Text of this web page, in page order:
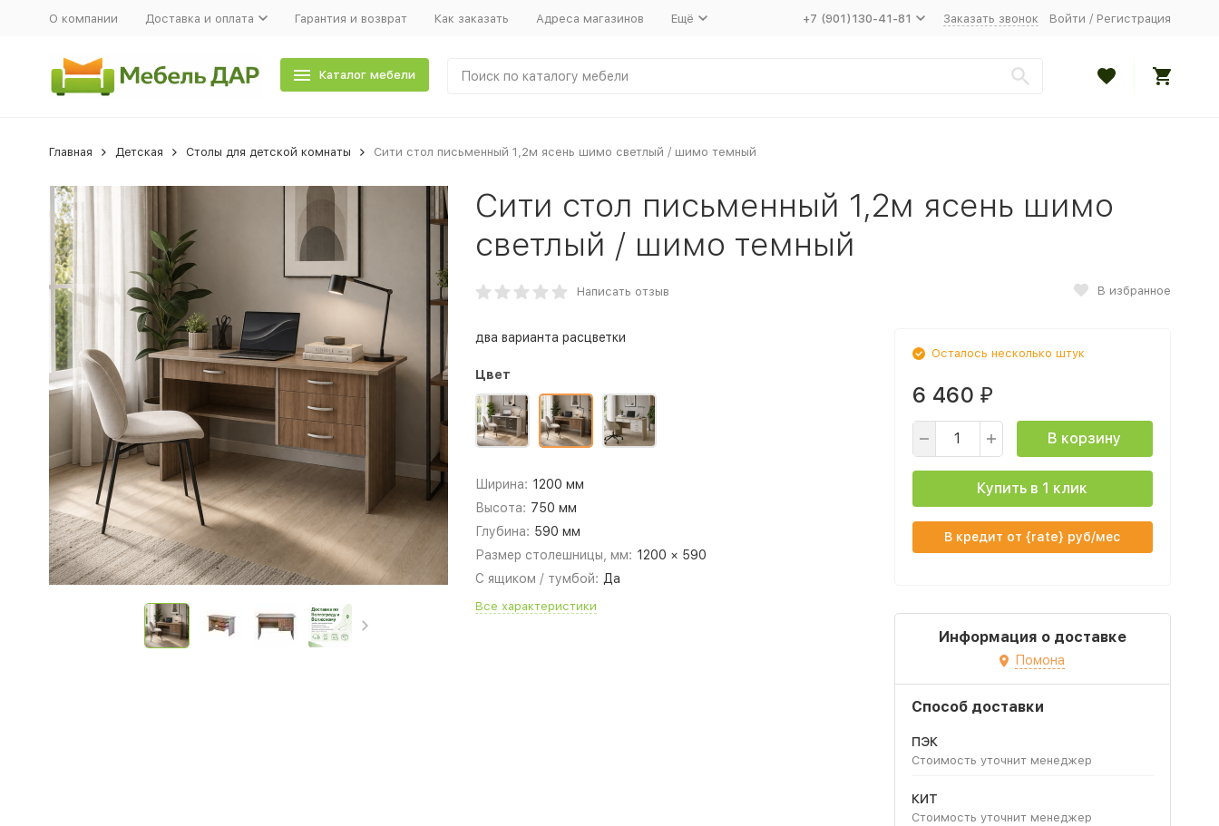
О компании Доставка и оплата Гарантия и возврат Как заказать Адреса магазинов Ещё +7 (901)130-41-81 Заказать звонок Войти / Регистрация
Каталог мебели
Главная Детская Столы для детской комнаты Сити стол письменный 1,2м ясень шимо светлый / шимо темный
Сити стол письменный 1,2м ясень шимо
светлый / шимо темный
Написать отзыв В избранное
два варианта расцветки
Цвет
Ширина: 1200 мм
Высота: 750 мм
Глубина: 590 мм
Размер столешницы, мм: 1200 × 590
С ящиком / тумбой: Да
Все характеристики
Осталось несколько штук
6 460 ₽
В корзину
Купить в 1 клик
В кредит от {rate} руб/мес
Информация о доставке
Помона
Способ доставки
ПЭК
Стоимость уточнит менеджер
КИТ
Стоимость уточнит менеджер